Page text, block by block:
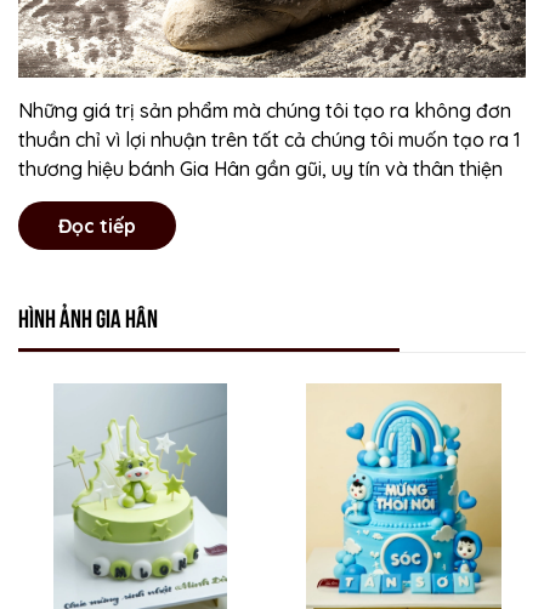
Những giá trị sản phẩm mà chúng tôi tạo ra không đơn
thuần chỉ vì lợi nhuận trên tất cả chúng tôi muốn tạo ra 1
thương hiệu bánh Gia Hân gần gũi, uy tín và thân thiện
Đọc tiếp
Hình ảnh Gia Hân